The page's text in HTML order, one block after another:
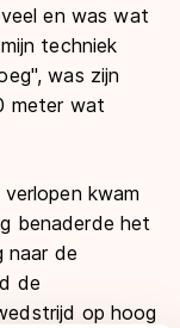
en was wat
techniek
was zijn
meter wat
kwam
benaderde het
naar de
de
op hoog